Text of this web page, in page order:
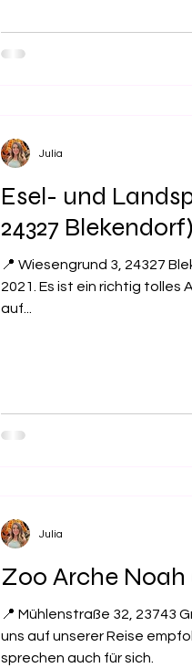
Esel- und
24327 Blekendorf)
📍 Wiesengrund 3, 24327
2021. Es ist ein richtig tolles
auf...
Julia
Zoo Arche Noah
📍 Mühlenstraße 32, 23743
uns auf unserer Reise
sprechen auch für sich.
Julia